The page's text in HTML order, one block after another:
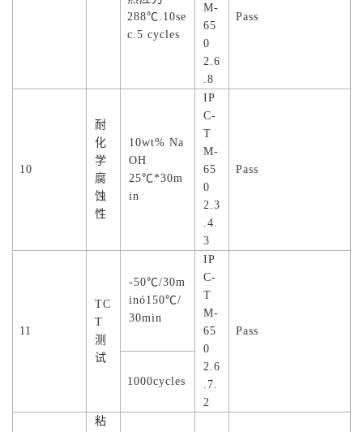
288℃.10se
c.5 cycles
M-
65
0
2.6
.8
Pass
10
耐
化
学
腐
蚀
性
10wt% Na
OH
25℃*30m
in
IP
C-
T
M-
65
0
2.3
.4.
3
Pass
11
TC
T
测
试
-50℃/30m
inó150℃/
30min
IP
C-
T
M-
65
0
2.6
.7.
2
Pass
1000cycles
粘